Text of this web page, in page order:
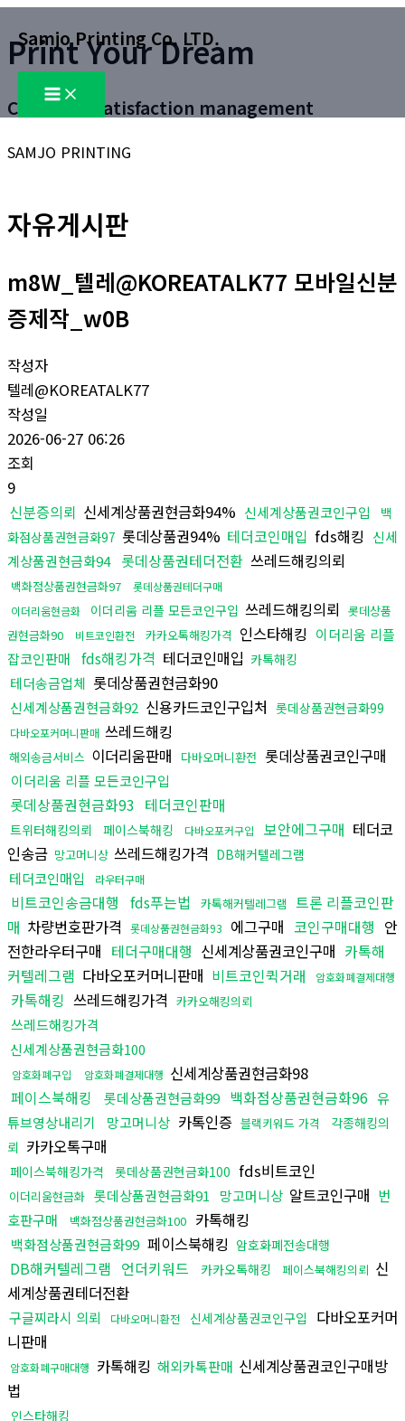
텐
츠
건
뛰
Samjo Printing Co. LTD.
Main
Menu
Print Your Dream
Customer satisfaction management
SAMJO PRINTING
자유게시판
m8W_텔레@KOREATALK77 모바일신분
증제작_w0B
작성자
텔레@KOREATALK77
작성일
2026-06-27 06:26
조회
9
신분증의뢰 신세계상품권현금화94% 신세계상품권코인구입
백
화점상품권현금화97 롯데상품권94% 테더코인매입 fds해킹 신세
계상품권현금화94
롯데상품권테더전환 쓰레드해킹의뢰
백화점상품권현금화97
롯데상품권테더구매
이더리움현금화
이더리움 리플 모든코인구입 쓰레드해킹의뢰 롯데상품
권현금화90
비트코인환전 카카오톡해킹가격 인스타해킹 이더리움 리플
잡코인판매
fds해킹가격 테더코인매입 카톡해킹
테더송금업체 롯데상품권현금화90
신세계상품권현금화92 신용카드코인구입처 롯데상품권현금화99
다바오포커머니판매 쓰레드해킹
해외송금서비스 이더리움판매 다바오머니환전 롯데상품권코인구매
이더리움 리플 모든코인구입
롯데상품권현금화93 테더코인판매
트위터해킹의뢰 페이스북해킹 다바오포커구입 보안에그구매 테더코
인송금 망고머니상 쓰레드해킹가격 DB해커텔레그램
테더코인매입 라우터구매
비트코인송금대행 fds푸는법 카톡해커텔레그램 트론 리플코인판
매 차량번호판가격 롯데상품권현금화93 에그구매 코인구매대행 안
전한라우터구매 테더구매대행 신세계상품권코인구매 카톡해
커텔레그램 다바오포커머니판매 비트코인퀵거래 암호화폐결제대행
카톡해킹 쓰레드해킹가격 카카오해킹의뢰
쓰레드해킹가격
신세계상품권현금화100
암호화폐구입 암호화폐결제대행 신세계상품권현금화98
페이스북해킹
롯데상품권현금화99 백화점상품권현금화96 유
튜브영상내리기
망고머니상 카톡인증 블랙키워드 가격
각종해킹의
뢰 카카오톡구매
페이스북해킹가격 롯데상품권현금화100 fds비트코인
이더리움현금화 롯데상품권현금화91 망고머니상 알트코인구매 번
호판구매
백화점상품권현금화100 카톡해킹
백화점상품권현금화99 페이스북해킹 암호화폐전송대행
DB해커텔레그램 언더키워드 카카오톡해킹 페이스북해킹의뢰 신
세계상품권테더전환
구글찌라시 의뢰 다바오머니환전 신세계상품권코인구입
다바오포커머
니판매
암호화폐구매대행 카톡해킹 해외카톡판매 신세계상품권코인구매방
법
인스타해킹